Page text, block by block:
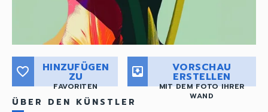
favorite_border HINZUFÜGEN
ZU
FAVORITEN
move_to_inbox VORSCHAU
ERSTELLEN
MIT DEM FOTO IHRER
WAND
ÜBER DEN KÜNSTLER